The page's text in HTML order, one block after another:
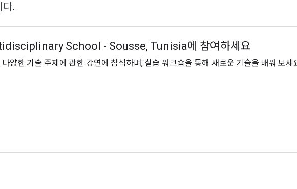
다.
School - Sousse, Tunisia에 참여하세요
양한 기술 주제에 관한 강연에 참석하며, 실습 워크숍을 통해 새로운 기술을 배워 보세